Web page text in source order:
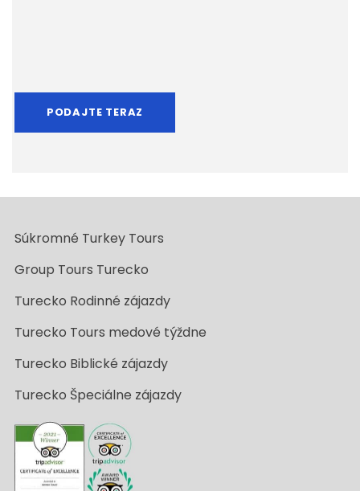
Súkromné Turkey Tours
Group Tours Turecko
Turecko Rodinné zájazdy
Turecko Tours medové týždne
Turecko Biblické zájazdy
Turecko Špeciálne zájazdy